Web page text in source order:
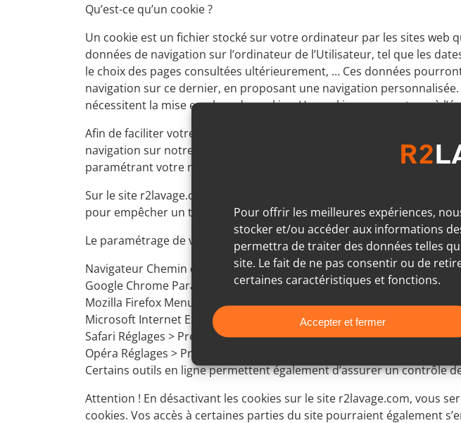
Pour offrir les meilleures expériences,
stocker et/ou accéder aux informations
permettra de traiter des données telles
site. Le fait de ne pas consentir ou de
certaines caractéristiques et fonctions.
Accepter et fermer
Qu’est-ce qu’un cookie ?
Un cookie est un fichier stocké sur votre ordinateur par les sites web
données de navigation sur l’ordinateur de l’Utilisateur, tel que les
le choix des pages consultées ultérieurement, … Ces données
navigation sur ce dernier, en proposant une navigation
nécessitent la mise en place de cookies. Un cookie ne permet pas à
Afin de faciliter votre navigation, l’éditeur implante des cookies dans
navigation sur notre site. Ce cookie ne nous permet pas de vous
paramétrant votre navigateur de la manière suivante :
Sur le site r2lavage.com, des cookies vous seront proposés à
pour empêcher un tel automatisme (refus des cookies, ou
Le paramétrage de vos cookies est accessible en fonction du
Navigateur Chemin d’accès
Google Chrome Paramètres > Paramètres avancés > Confidentialité >
Mozilla Firefox Menu « Outil » > « Options » > « Vie Privée » > « Cookie »
Microsoft Internet Explorer Menu « Outils » > « Options Internet » > «
Safari Réglages > Préférences > Confidentialité > Bloquer les cookies
Opéra Réglages > Préférence > Onglet avancé > Zone cookie
Certains outils en ligne permettent également d’assurer un contrôle
Attention ! En désactivant les cookies sur le site r2lavage.com, vous
cookies. Vos accès à certaines parties du site pourraient également